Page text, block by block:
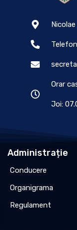
Orar
Joi:
Administrație
Conducere
Organigrama
Regulament